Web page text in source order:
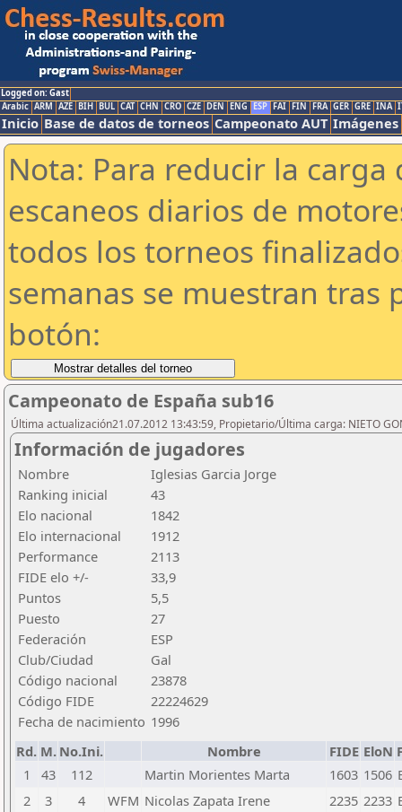
Logged on: Gast
Arabic ARM AZE BIH BUL CAT CHN CRO CZE DEN ENG ESP FAI FIN FRA GER GRE INA
Inicio Base de datos de torneos Campeonato AUT Imágenes
Nota: Para reducir la
escaneos diarios de
todos los torneos
semanas se muestran tras
botón:
Campeonato de España sub16
Última actualización21.07.2012 13:43:59, Propietario/Última carga: NIETO
Información de jugadores
Nombre
Iglesias Garcia Jorge
Ranking inicial
43
Elo nacional
1842
Elo internacional
1912
Performance
2113
FIDE elo +/-
33,9
Puntos
5,5
Puesto
27
Federación
ESP
Club/Ciudad
Gal
Código nacional
23878
Código FIDE
22224629
Fecha de nacimiento 1996
Rd. M. No.Ini. Nombre FIDE EloN
1
43 112 Martin Morientes Marta 1603 1506
2
3 4 WFM Nicolas Zapata Irene 2235 2233